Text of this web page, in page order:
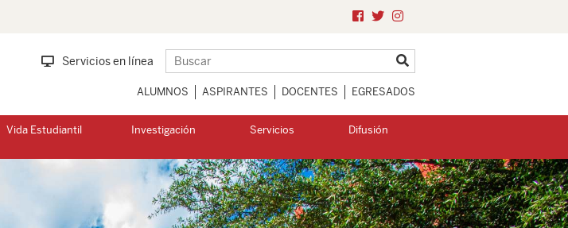
Servicios en línea
ALUMNOS ASPIRANTES DOCENTES EGRESADOS
Vida Estudiantil Investigación Servicios Difusión